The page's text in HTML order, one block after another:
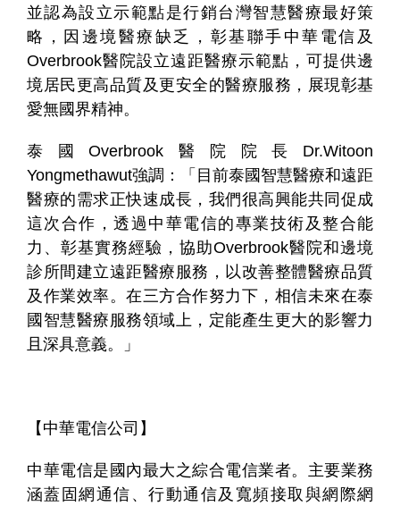
並認為設立示範點是行銷台灣智慧醫療最好策
略，因邊境醫療缺乏，彰基聯手中華電信及
Overbrook醫院設立遠距醫療示範點，可提供邊
境居民更高品質及更安全的醫療服務，展現彰基
愛無國界精神。
泰國Overbrook醫院院長Dr.Witoon
Yongmethawut強調：「目前泰國智慧醫療和遠距
醫療的需求正快速成長，我們很高興能共同促成
這次合作，透過中華電信的專業技術及整合能
力、彰基實務經驗，協助Overbrook醫院和邊境
診所間建立遠距醫療服務，以改善整體醫療品質
及作業效率。在三方合作努力下，相信未來在泰
國智慧醫療服務領域上，定能產生更大的影響力
且深具意義。」
【中華電信公司】
中華電信是國內最大之綜合電信業者。主要業務
涵蓋固網通信、行動通信及寬頻接取與網際網